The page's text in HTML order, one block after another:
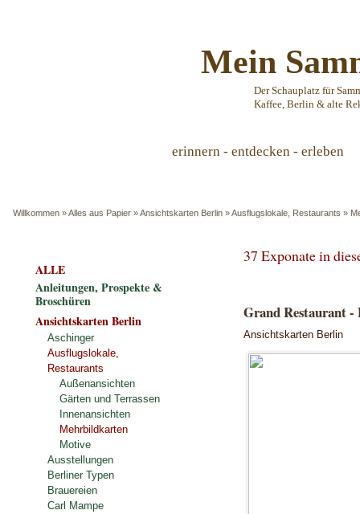
Mein
Der Schauplatz für
Kaffee, Berlin & alte
erinnern - entdecken - erleben
Willkommen »Alles aus Papier »Ansichtskarten Berlin »Ausflugslokale, Restaurants »
37 Exponate in
Grand Restaurant
Ansichtskarten Berlin
ALLE
Anleitungen, Prospekte &
Broschüren
Ansichtskarten Berlin
Aschinger
Ausflugslokale,
Restaurants
Außenansichten
Gärten und Terrassen
Innenansichten
Mehrbildkarten
Motive
Ausstellungen
Berliner Typen
Brauereien
Carl Mampe